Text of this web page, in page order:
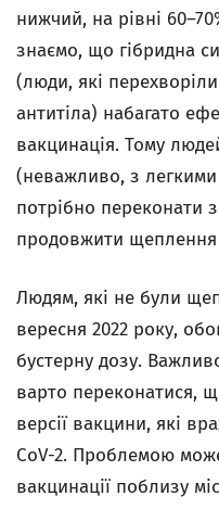
нижчий, на рівні
знаємо, що гібридна
(люди, які
антитіла) набагато
вакцинація. Тому
(неважливо, з
потрібно переконати
продовжити щеплення
Людям, які не були
вересня 2022 року,
бустерну дозу.
варто переконатися,
версії вакцини, які
CoV-2. Проблемою
вакцинації поблизу